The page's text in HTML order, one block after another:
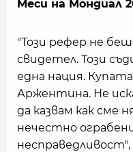
Меси на Мондиал
"Този рефер не
свидетел. Този
една нация.
Аржентина. Не
да казвам как сме
нечестно